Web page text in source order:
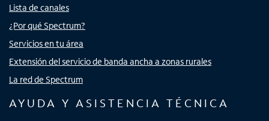
Lista de canales
¿Por qué Spectrum?
Servicios en tu área
Extensión del servicio de banda ancha a zonas rurales
La red de Spectrum
AYUDA Y ASISTENCIA TÉCNICA